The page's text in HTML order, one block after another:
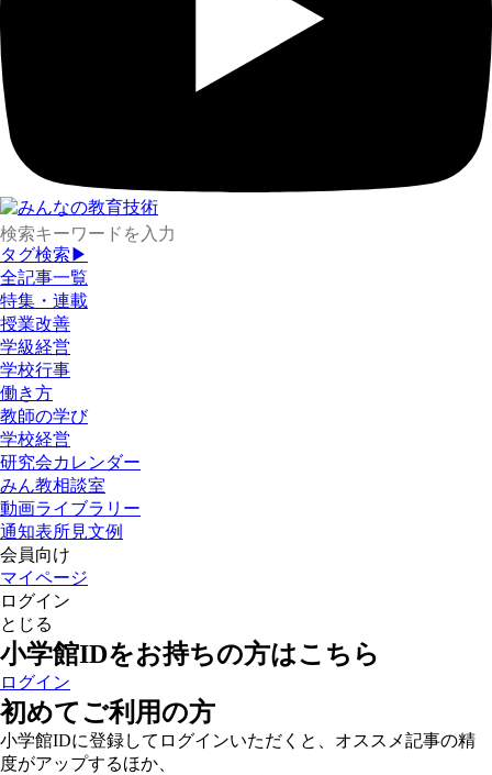
タグ検索▶
全記事一覧
特集・連載
授業改善
学級経営
学校行事
働き方
教師の学び
学校経営
研究会カレンダー
みん教相談室
動画ライブラリー
通知表所見文例
会員向け
マイページ
ログイン
とじる
小学館IDをお持ちの方はこちら
ログイン
初めてご利用の方
小学館IDに登録してログインいただくと、オススメ記事の精
度がアップするほか、